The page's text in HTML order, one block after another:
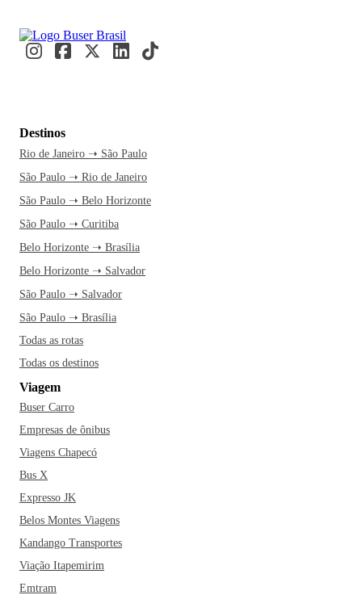
Destinos
Rio de Janeiro ➝ São Paulo
São Paulo ➝ Rio de Janeiro
São Paulo ➝ Belo Horizonte
São Paulo ➝ Curitiba
Belo Horizonte ➝ Brasília
Belo Horizonte ➝ Salvador
São Paulo ➝ Salvador
São Paulo ➝ Brasília
Todas as rotas
Todas os destinos
Viagem
Buser Carro
Empresas de ônibus
Viagens Chapecó
Bus X
Expresso JK
Belos Montes Viagens
Kandango Transportes
Viação Itapemirim
Emtram